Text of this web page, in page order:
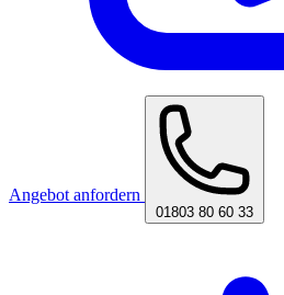
Angebot anfordern
01803 80 60 33